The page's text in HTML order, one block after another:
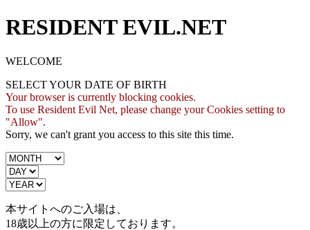
RESIDENT EVIL.NET
WELCOME
SELECT YOUR DATE OF BIRTH
Your browser is currently blocking cookies.
To use Resident Evil Net, please change your Cookies setting to
"Allow".
Sorry, we can't grant you access to this site this time.
本サイトへのご入場は、
18歳以上の方に限定しております。